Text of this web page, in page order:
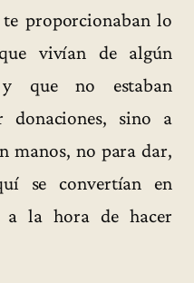
proporcionaban lo
vivían de algún
y que no estaban
donaciones, sino a
manos, no para dar,
se convertían en
a la hora de hacer